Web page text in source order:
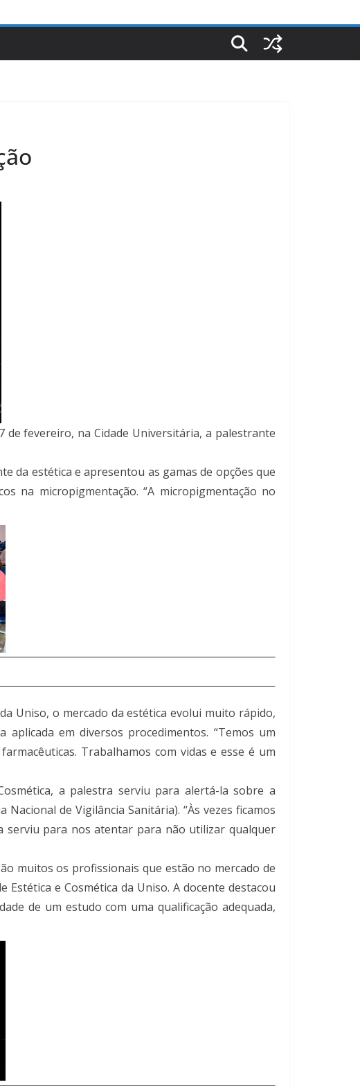
de fevereiro, na Cidade Universitária, a palestrante
da estética e apresentou as gamas de opções que
na micropigmentação. “A micropigmentação no
Uniso, o mercado da estética evolui muito rápido,
em diversos procedimentos. “Temos um
Trabalhamos com vidas e esse é um
a palestra serviu para alertá-la sobre a
de Vigilância Sanitária). “Às vezes ficamos
serviu para nos atentar para não utilizar qualquer
muitos os profissionais que estão no mercado de
e Cosmética da Uniso. A docente destacou
de um estudo com uma qualificação adequada,